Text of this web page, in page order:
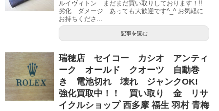
ルイヴィトン まだまだ買い取りしております！!!
劣化 ダメージ あっても大歓迎です^_^ お気軽に
お持ちくださ...
記事を読む
瑞穂店 セイコー カシオ アンティ
ーク オールド クオーツ 自動巻
き 電池切れ 壊れ ジャンクOK!
強化買取中！！ 買い取り 金 リサ
イクルショップ 西多摩 福生 羽村 青梅